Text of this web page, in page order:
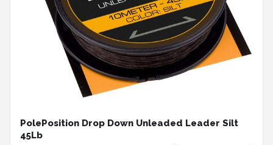
PolePosition Drop Down Unleaded Leader Silt
45Lb